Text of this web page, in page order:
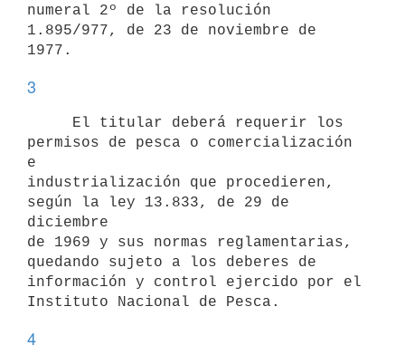
numeral 2º de la resolución
1.895/977, de 23 de noviembre de
3
permisos de pesca o comercialización
e
industrialización que procedieren,
según la ley 13.833, de 29 de
diciembre
de 1969 y sus normas reglamentarias,
quedando sujeto a los deberes de
información y control ejercido por el
4